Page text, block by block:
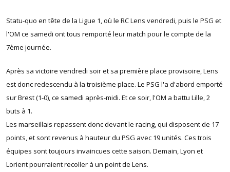
Statu-quo en tête de la Ligue 1, où le RC Lens vendredi, puis le PSG et
l'OM ce samedi ont tous remporté leur match pour le compte de la
7ème journée.
Après sa victoire vendredi soir et sa première place provisoire, Lens
est donc redescendu à la troisième place. Le PSG l'a d'abord emporté
sur Brest (1-0), ce samedi après-midi. Et ce soir, l'OM a battu Lille, 2
buts à 1.
Les marseillais repassent donc devant le racing, qui disposent de 17
points, et sont revenus à hauteur du PSG avec 19 unités. Ces trois
équipes sont toujours invaincues cette saison. Demain, Lyon et
Lorient pourraient recoller à un point de Lens.